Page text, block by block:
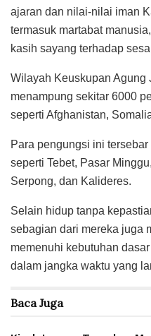
ajaran dan nilai-nilai iman
termasuk martabat
kasih sayang terhadap
Wilayah Keuskupan Agung
menampung sekitar 6000
seperti Afghanistan,
Para pengungsi ini
seperti Tebet, Pasar
Serpong, dan Kalideres.
Selain hidup tanpa
sebagian dari mereka juga
memenuhi kebutuhan
dalam jangka waktu yang
Baca Juga